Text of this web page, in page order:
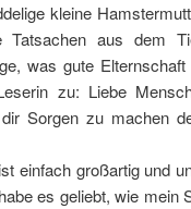
kleine
aus dem
was gute
zu: Liebe
Sorgen zu machen
einfach großartig und
es geliebt, wie mein